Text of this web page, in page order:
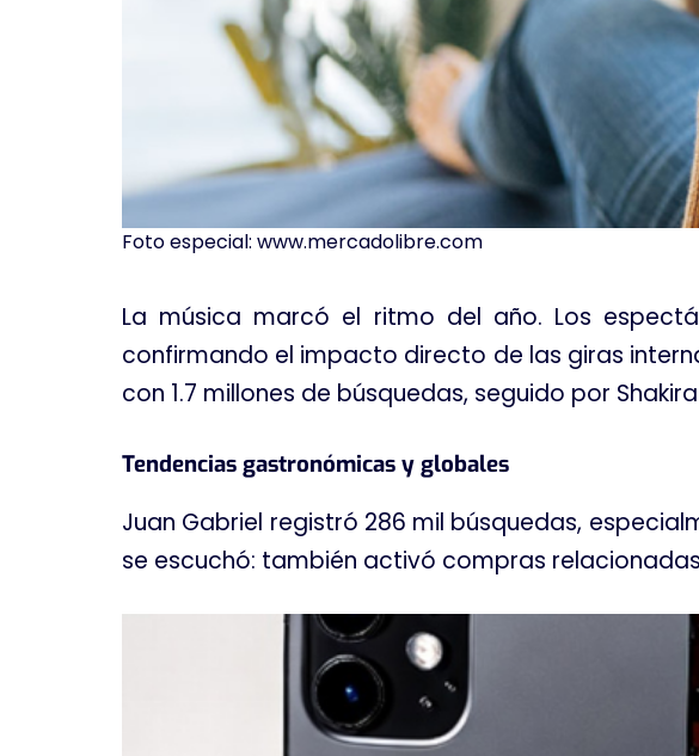
Foto especial: www.mercadolibre.com
La música marcó el ritmo del año. Los
confirmando el impacto directo de las giras
con 1.7 millones de búsquedas, seguido por
Tendencias gastronómicas y globales
Juan Gabriel registró 286 mil búsquedas,
se escuchó: también activó compras